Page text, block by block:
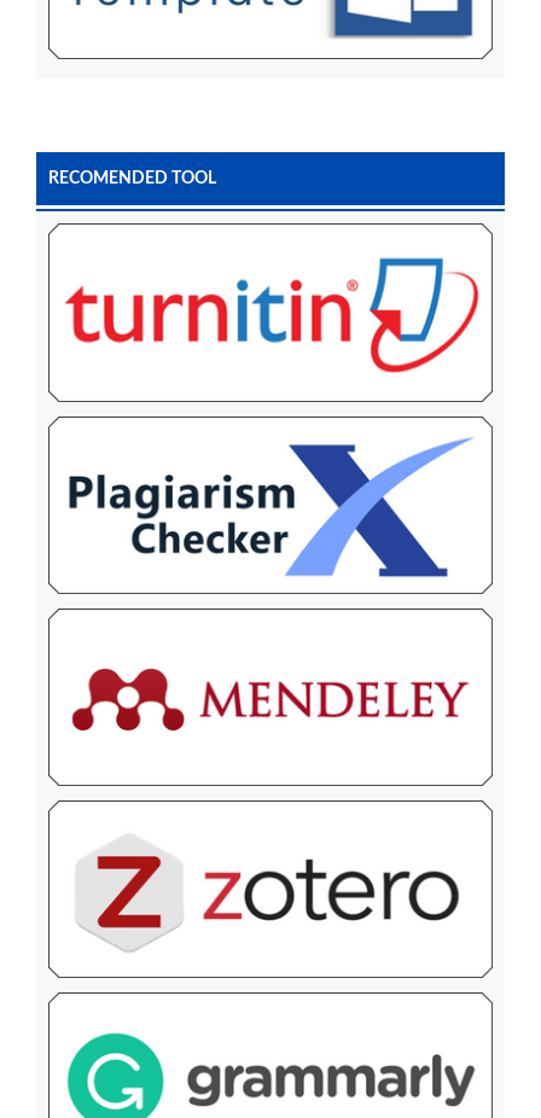
RECOMENDED TOOL